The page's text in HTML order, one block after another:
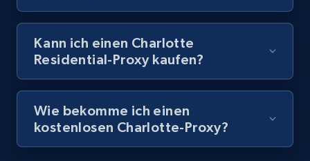
Kann ich einen Charlotte
Residential-Proxy kaufen?
Wie bekomme ich einen
kostenlosen Charlotte-Proxy?